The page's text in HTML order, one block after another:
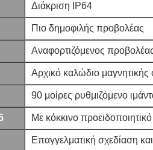
Διάκριση IP64
Πιο δημοφιλής προβολέας
Αναφορτιζόμενος
Αρχικό καλώδιο μαγνητικής
90 μοίρες ρυθμιζόμενο
Με κόκκινο
Επαγγελματική σχεδίαση